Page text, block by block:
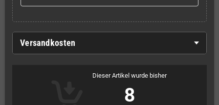
Versandkosten
Dieser Artikel wurde bisher
8